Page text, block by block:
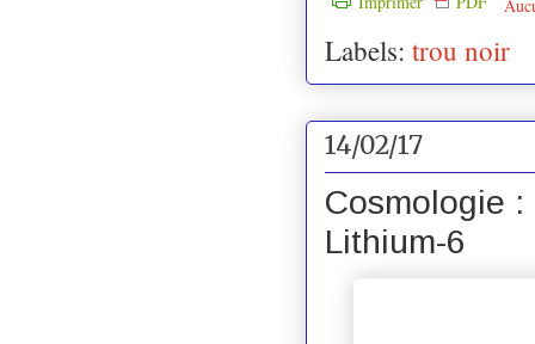
Labels: trou noir
14/02/17
Cosmologie
Lithium-6